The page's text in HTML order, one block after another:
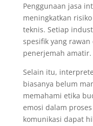
Penggunaan jasa
meningkatkan
teknis. Setiap
spesifik yang
penerjemah amatir.
Selain itu,
biasanya belum
memahami etika
emosi dalam
komunikasi dapat